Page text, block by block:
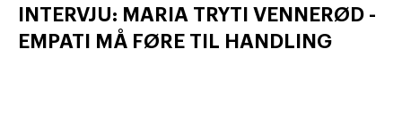
INTERVJU: MARIA TRYTI VENNERØD -
EMPATI MÅ FØRE TIL HANDLING